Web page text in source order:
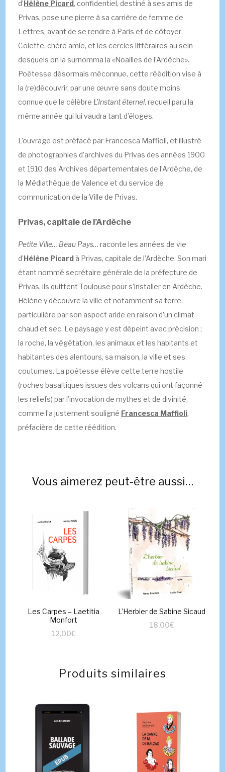
d’Hélène Picard, confidentiel, destiné à ses amis de
Privas, pose une pierre à sa carrière de femme de
Lettres, avant de se rendre à Paris et de côtoyer
Colette, chère amie, et les cercles littéraires au sein
desquels on la surnomma la «Noailles de l’Ardèche».
Poétesse désormais méconnue, cette réédition vise à
la (re)découvrir, par une œuvre sans doute moins
connue que le célèbre L’Instant éternel, recueil paru la
même année qui lui vaudra tant d’éloges.
L’ouvrage est préfacé par Francesca Maffioli, et illustré
de photographies d’archives du Privas des années 1900
et 1910 des Archives départementales de l’Ardèche, de
la Médiathèque de Valence et du service de
communication de la Ville de Privas.
Privas, capitale de l’Ardèche
Petite Ville… Beau Pays… raconte les années de vie
d’Hélène Picard à Privas, capitale de l’Ardèche. Son mari
étant nommé secrétaire générale de la préfecture de
Privas, ils quittent Toulouse pour s’installer en Ardèche.
Hélène y découvre la ville et notamment sa terre,
particulière par son aspect aride en raison d’un climat
chaud et sec. Le paysage y est dépeint avec précision ;
la roche, la végétation, les animaux et les habitants et
habitantes des alentours, sa maison, la ville et ses
coutumes. La poétesse élève cette terre hostile
(roches basaltiques issues des volcans qui ont façonné
les reliefs) par l’invocation de mythes et de divinité,
comme l’a justement souligné Francesca Maffioli,
préfacière de cette réédition.
Vous aimerez peut-être aussi…
Les Carpes – Laetitia
Monfort
12,00€
L’Herbier de Sabine Sicaud
18,00€
Produits similaires